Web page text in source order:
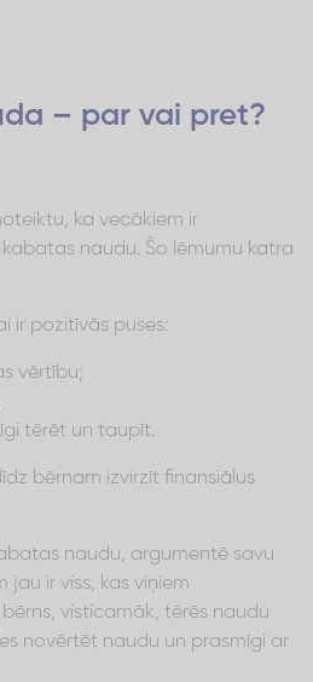
– par vai pret?
ka vecākiem ir
naudu. Šo lēmumu katra
ir pozitīvās puses:
vērtību;
tērēt un taupīt.
bērnam izvirzīt finansiālus
naudu, argumentē savu
jau ir viss, kas viņiem
visticamāk, tērēs naudu
novērtēt naudu un prasmīgi ar